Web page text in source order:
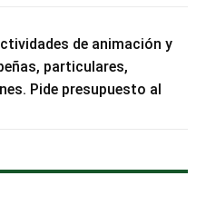
de animación y
particulares,
Pide presupuesto al